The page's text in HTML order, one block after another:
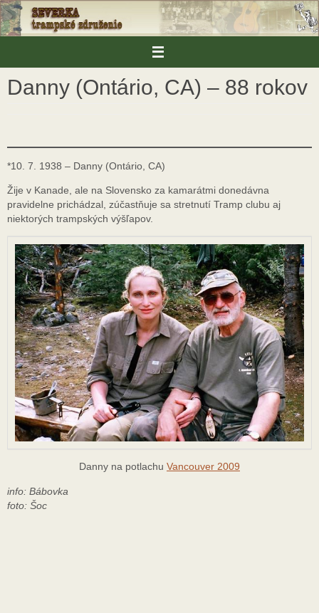
Skip
to
content
Danny (Ontário, CA) – 88 rokov
*10. 7. 1938 – Danny (Ontário, CA)
Žije v Kanade, ale na Slovensko za kamarátmi donedávna
pravidelne prichádzal, zúčastňuje sa stretnutí Tramp clubu aj
niektorých trampských výšľapov.
Danny na potlachu Vancouver 2009
info: Bábovka
foto: Šoc